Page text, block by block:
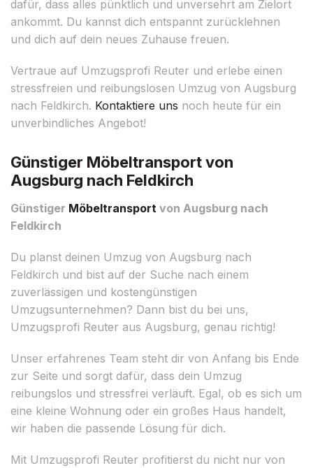
dafür, dass alles pünktlich und unversehrt am Zielort
ankommt. Du kannst dich entspannt zurücklehnen
und dich auf dein neues Zuhause freuen.
Vertraue auf Umzugsprofi Reuter und erlebe einen
stressfreien und reibungslosen Umzug von Augsburg
nach Feldkirch. Kontaktiere uns noch heute für ein
unverbindliches Angebot!
Günstiger Möbeltransport von
Augsburg nach Feldkirch
Günstiger Möbeltransport von Augsburg nach
Feldkirch
Du planst deinen Umzug von Augsburg nach
Feldkirch und bist auf der Suche nach einem
zuverlässigen und kostengünstigen
Umzugsunternehmen? Dann bist du bei uns,
Umzugsprofi Reuter aus Augsburg, genau richtig!
Unser erfahrenes Team steht dir von Anfang bis Ende
zur Seite und sorgt dafür, dass dein Umzug
reibungslos und stressfrei verläuft. Egal, ob es sich um
eine kleine Wohnung oder ein großes Haus handelt,
wir haben die passende Lösung für dich.
Mit Umzugsprofi Reuter profitierst du nicht nur von